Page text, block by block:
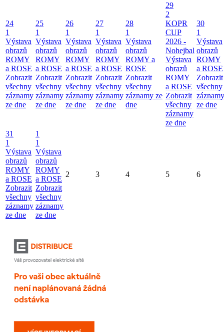
24
1
Výstava
obrazů
ROMY
a ROSE
Zobrazit
všechny
záznamy
ze dne
25
1
Výstava
obrazů
ROMY
a ROSE
Zobrazit
všechny
záznamy
ze dne
26
1
Výstava
obrazů
ROMY
a ROSE
Zobrazit
všechny
záznamy
ze dne
27
1
Výstava
obrazů
ROMY
a ROSE
Zobrazit
všechny
záznamy
ze dne
28
1
Výstava
obrazů
ROMY a
ROSE
Zobrazit
všechny
záznamy ze
dne
29
2
KOPR
CUP
2026 -
Nohejbal
Výstava
obrazů
ROMY
a ROSE
Zobrazit
všechny
záznamy
ze dne
30
1
Výstava
obrazů
ROMY
a ROSE
Zobrazit
všechny
záznamy
ze dne
31
1
Výstava
obrazů
ROMY
a ROSE
Zobrazit
všechny
záznamy
ze dne
1
1
Výstava
obrazů
ROMY
a ROSE
Zobrazit
všechny
záznamy
ze dne
2 3 4 5 6